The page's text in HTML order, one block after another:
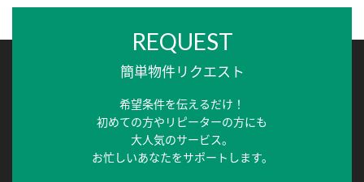
REQUEST
簡単物件リクエスト
希望条件を伝えるだけ！
初めての方やリピーターの方にも
大人気のサービス。
お忙しいあなたをサポートします。